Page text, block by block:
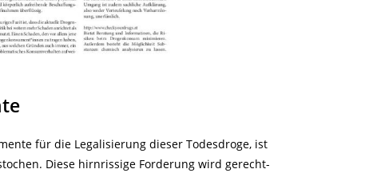
für die Legalisierung dieser Todesdroge, ist
Diese hirnrissige Forderung wird gerecht-